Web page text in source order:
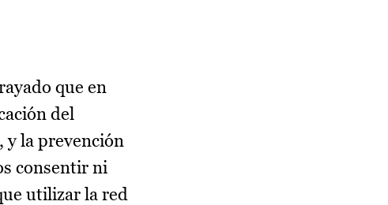
que en
del
y la prevención
consentir ni
utilizar la red